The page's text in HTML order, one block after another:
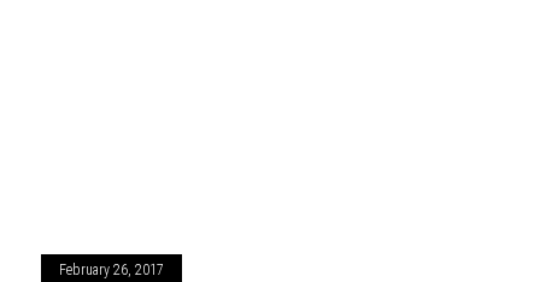
February 26, 2017